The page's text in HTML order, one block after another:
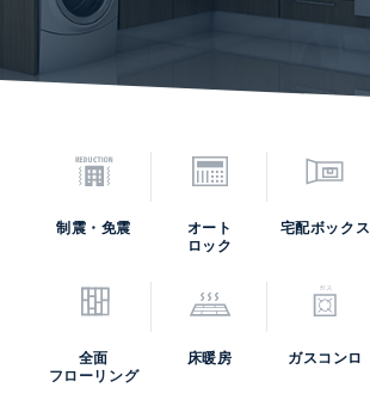
制震・免震
オート
ロック
宅配ボックス
全面
フローリング
床暖房 ガスコンロ